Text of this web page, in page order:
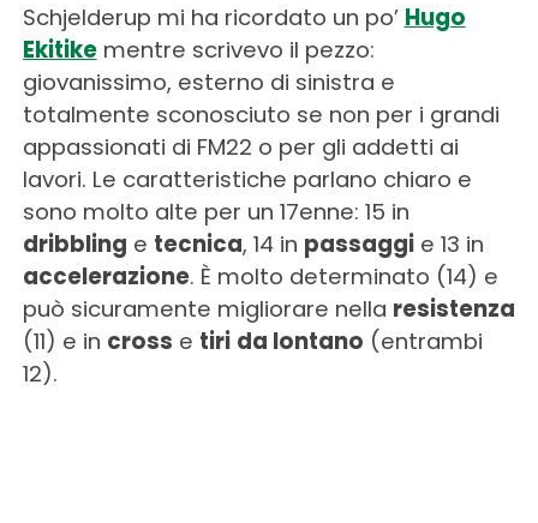
Schjelderup mi ha ricordato un po’ Hugo
Ekitikementre scrivevo il pezzo:
giovanissimo, esterno di sinistra e
totalmente sconosciuto se non per i grandi
appassionati di FM22 o per gli addetti ai
lavori. Le caratteristiche parlano chiaro e
sono molto alte per un 17enne: 15 in
dribbling e tecnica, 14 in passaggie 13 in
accelerazione. È molto determinato (14) e
può sicuramente migliorare nella resistenza
(11) e in cross e tiri da lontano (entrambi
12).